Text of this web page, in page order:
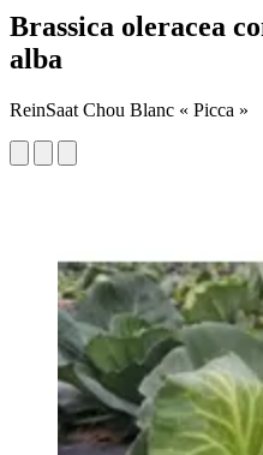
Brassica oleracea
alba
ReinSaat Chou Blanc « Picca »